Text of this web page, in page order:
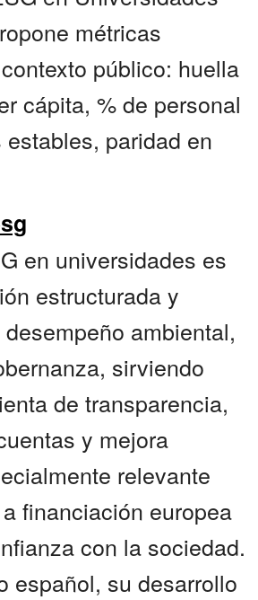
métricas
público: huella
cápita, % de personal
paridad en
en universidades es
estructurada y
ambiental,
sirviendo
de transparencia,
y mejora
relevante
financiación europea
con la sociedad.
español, su desarrollo